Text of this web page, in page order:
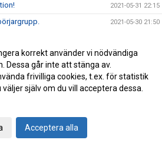
2021-05-31 22:15
2021-05-30 21:50
2021 2021-04-12 16:35
2021-03-29 20:52
2021-03-03 12:52
i gymnasieåldern, födda
korrekt använder vi nödvändiga
Dessa går inte att stänga av.
frivilliga cookies, t.ex. för statistik
själv om du vill acceptera dessa.
Acceptera alla